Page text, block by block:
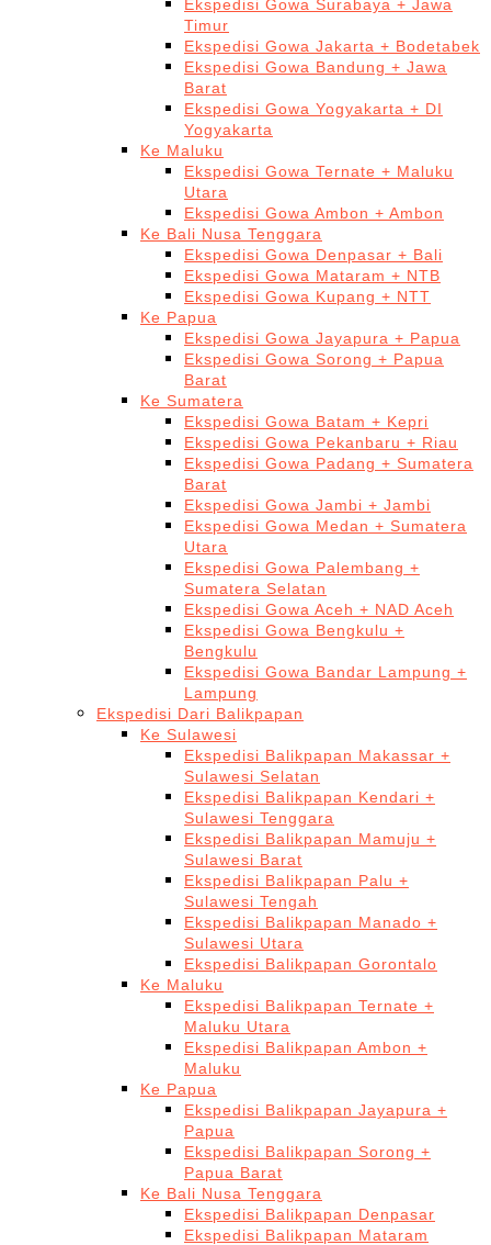
Ekspedisi Gowa Surabaya + Jawa
Timur
Ekspedisi Gowa Jakarta + Bodetabek
Ekspedisi Gowa Bandung + Jawa
Barat
Ekspedisi Gowa Yogyakarta + DI
Yogyakarta
Ke Maluku
Ekspedisi Gowa Ternate + Maluku
Utara
Ekspedisi Gowa Ambon + Ambon
Ke Bali Nusa Tenggara
Ekspedisi Gowa Denpasar + Bali
Ekspedisi Gowa Mataram + NTB
Ekspedisi Gowa Kupang + NTT
Ke Papua
Ekspedisi Gowa Jayapura + Papua
Ekspedisi Gowa Sorong + Papua
Barat
Ke Sumatera
Ekspedisi Gowa Batam + Kepri
Ekspedisi Gowa Pekanbaru + Riau
Ekspedisi Gowa Padang + Sumatera
Barat
Ekspedisi Gowa Jambi + Jambi
Ekspedisi Gowa Medan + Sumatera
Utara
Ekspedisi Gowa Palembang +
Sumatera Selatan
Ekspedisi Gowa Aceh + NAD Aceh
Ekspedisi Gowa Bengkulu +
Bengkulu
Ekspedisi Gowa Bandar Lampung +
Lampung
Ekspedisi Dari Balikpapan
Ke Sulawesi
Ekspedisi Balikpapan Makassar +
Sulawesi Selatan
Ekspedisi Balikpapan Kendari +
Sulawesi Tenggara
Ekspedisi Balikpapan Mamuju +
Sulawesi Barat
Ekspedisi Balikpapan Palu +
Sulawesi Tengah
Ekspedisi Balikpapan Manado +
Sulawesi Utara
Ekspedisi Balikpapan Gorontalo
Ke Maluku
Ekspedisi Balikpapan Ternate +
Maluku Utara
Ekspedisi Balikpapan Ambon +
Maluku
Ke Papua
Ekspedisi Balikpapan Jayapura +
Papua
Ekspedisi Balikpapan Sorong +
Papua Barat
Ke Bali Nusa Tenggara
Ekspedisi Balikpapan Denpasar
Ekspedisi Balikpapan Mataram